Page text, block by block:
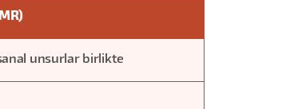
unsurlar birlikte